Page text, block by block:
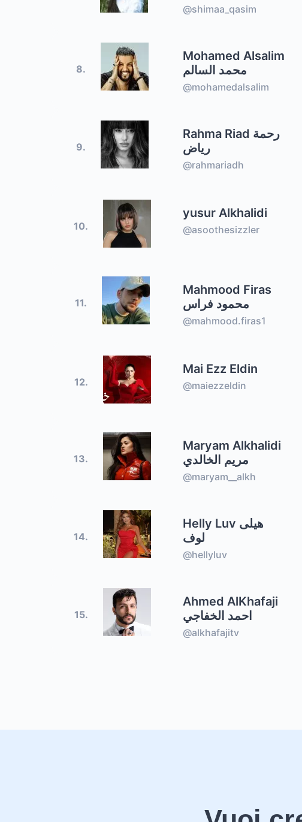
@shimaa_qasim
8.
Mohamed Alsalim
محمد السالم
@mohamedalsalim
9.
Rahma Riad رحمة
رياض
@rahmariadh
10.
yusur Alkhalidi
@asoothesizzler
11.
Mahmood Firas
محمود فراس
@mahmood.firas1
12.
Mai Ezz Eldin
@maiezzeldin
13.
Maryam Alkhalidi
مريم الخالدي
@maryam__alkh
14.
Helly Luv هيلى
لوف
@hellyluv
15.
Ahmed AlKhafaji
احمد الخفاجي
@alkhafajitv